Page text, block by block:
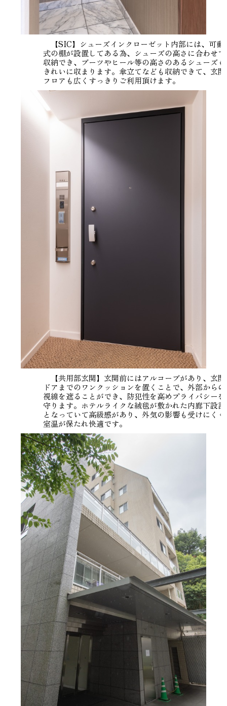
【SIC】シューズインクローゼット内部には、可動
式の棚が設置してある為、シューズの高さに合わせて
収納でき、ブーツやヒール等の高さのあるシューズも
きれいに収まります。傘立てなども収納できて、玄関
フロアも広くすっきりご利用頂けます。
【共用部玄関】玄関前にはアルコーブがあり、玄関
ドアまでのワンクッションを置くことで、外部からの
視線を遮ることができ、防犯性を高めプライバシーを
守ります。ホテルライクな絨毯が敷かれた内廊下設計
となっていて高級感があり、外気の影響も受けにくく
室温が保たれ快適です。